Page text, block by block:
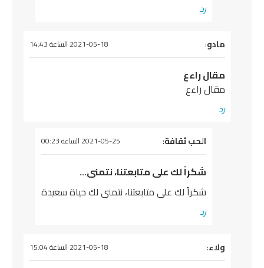
رد
يقول
مادو: 2021-05-18 الساعة 14:43
مقال راءع
مقال راءع
رد
يقول
الحب ثقافة: 2021-05-25 الساعة 00:23
شكراً لك على متابعتنا، نتمنى…
شكراً لك على متابعتنا، نتمنى لك حياة سعيدة
رد
يقول
ولاء: 2021-05-18 الساعة 15:04